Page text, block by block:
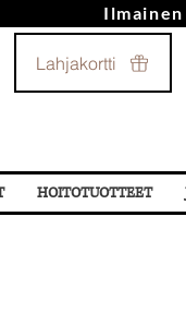
Lahjakortti
HOITOTUOTTEET